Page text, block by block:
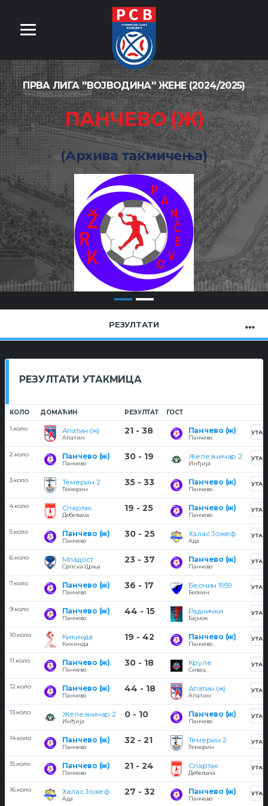
ПРВА ЛИГА ''ВОЈВОДИНА'' ЖЕНЕ (2024/2025)
ПАНЧЕВО (Ж)
(Архива такмичења)
РЕЗУЛТАТИ
РЕЗУЛТАТИ УТАКМИЦА
КОЛО ДОМАЋИН РЕЗУЛТАТ ГОСТ
1.коло Апатин (ж)
Апатин
21 - 38 Панчево (ж)
Панчево
2.коло Панчево (ж)
Панчево
30 - 19 Железничар 2
Инђија
3.коло Темерин 2
Темерин
35 - 33 Панчево (ж)
Панчево
4.коло Спартак
Дебељача
19 - 25 Панчево (ж)
Панчево
5.коло Панчево (ж)
Панчево
30 - 25 Халас Јожеф
Ада
6.коло Младост
Српска Црња
23 - 37 Панчево (ж)
Панчево
7.коло Панчево (ж)
Панчево
36 - 17 Беочин 1959
Беочин
9.коло Панчево (ж)
Панчево
44 - 15 Раднички
Бајмок
10.коло Кикинда
Кикинда
19 - 42 Панчево (ж)
Панчево
11.коло Панчево (ж)
Панчево
30 - 18 Круле
Сивац
12.коло Панчево (ж)
Панчево
44 - 18 Апатин (ж)
Апатин
13.коло Железничар 2
Инђија
0 - 10 Панчево (ж)
Панчево
14.коло Панчево (ж)
Панчево
32 - 21 Темерин 2
Темерин
15.коло Панчево (ж)
Панчево
21 - 24 Спартак
Дебељача
16.коло Халас Јожеф
Ада
27 - 32 Панчево (ж)
Панчево